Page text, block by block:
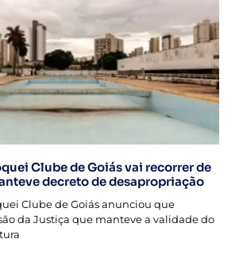
Clube de Goiás vai recorrer de
decreto de desapropriação
Clube de Goiás anunciou que
da Justiça que manteve a validade do